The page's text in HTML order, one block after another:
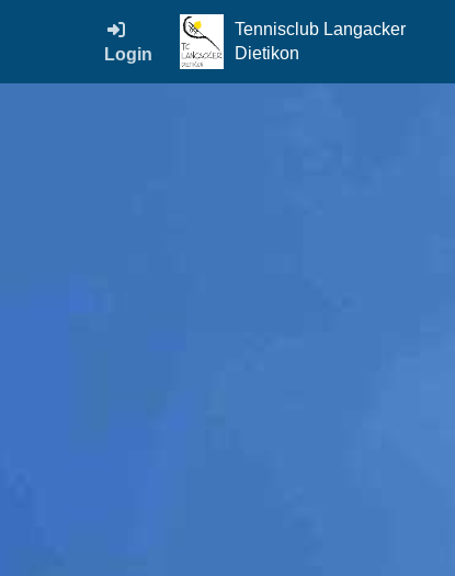
Login
Tennisclub Langacker
Dietikon